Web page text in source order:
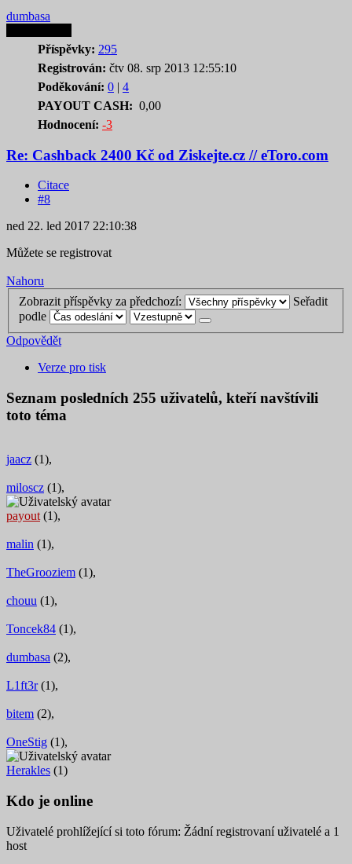
dumbasa
Příspěvky: 295
Registrován: čtv 08. srp 2013 12:55:10
Poděkování: 0 | 4
PAYOUT CASH: 0,00
Hodnocení: -3
Re: Cashback 2400 Kč od Ziskejte.cz // eToro.com
Citace
#8
ned 22. led 2017 22:10:38
Můžete se registrovat
Nahoru
Zobrazit příspěvky za předchozí:
Seřadit
podle
Odpovědět
Verze pro tisk
Seznam posledních 255 uživatelů, kteří navštívili
toto téma
jaacz (1),
miloscz (1),
payout(1),
malin (1),
TheGrooziem (1),
chouu (1),
Toncek84 (1),
dumbasa (2),
L1ft3r(1),
bitem (2),
OneStig (1),
Herakles (1)
Kdo je online
Uživatelé prohlížející si toto fórum: Žádní registrovaní uživatelé a 1
host